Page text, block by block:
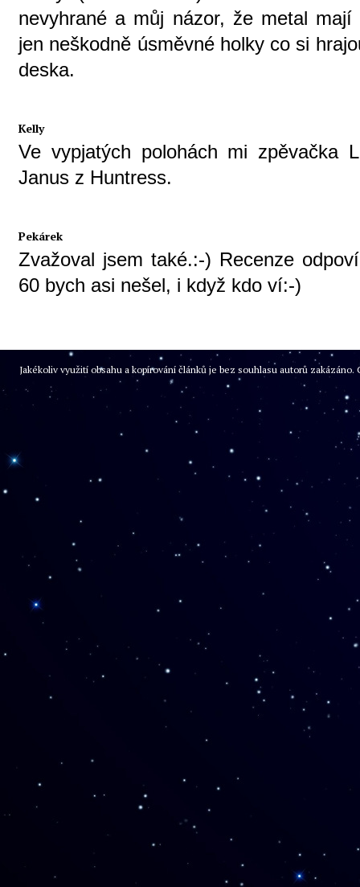
nevyhrané a můj názor, že metal
jen neškodně úsměvné holky co si
deska.
Kelly
Ve vypjatých polohách mi zpěvačka
Janus z Huntress.
Pekárek
Zvažoval jsem také.:-) Recenze
60 bych asi nešel, i když kdo ví:-)
Jakékoliv využití obsahu a kopírování článků je bez souhlasu autorů